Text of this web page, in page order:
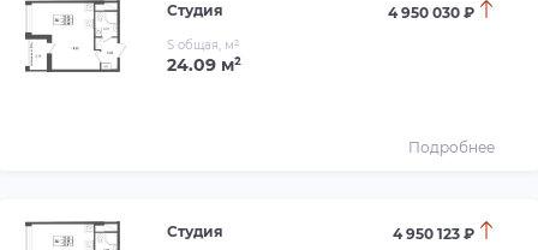
Студия 4 950 030 ₽
S общая, м²
24.09 м²
Подробнее
Студия 4 950 123 ₽